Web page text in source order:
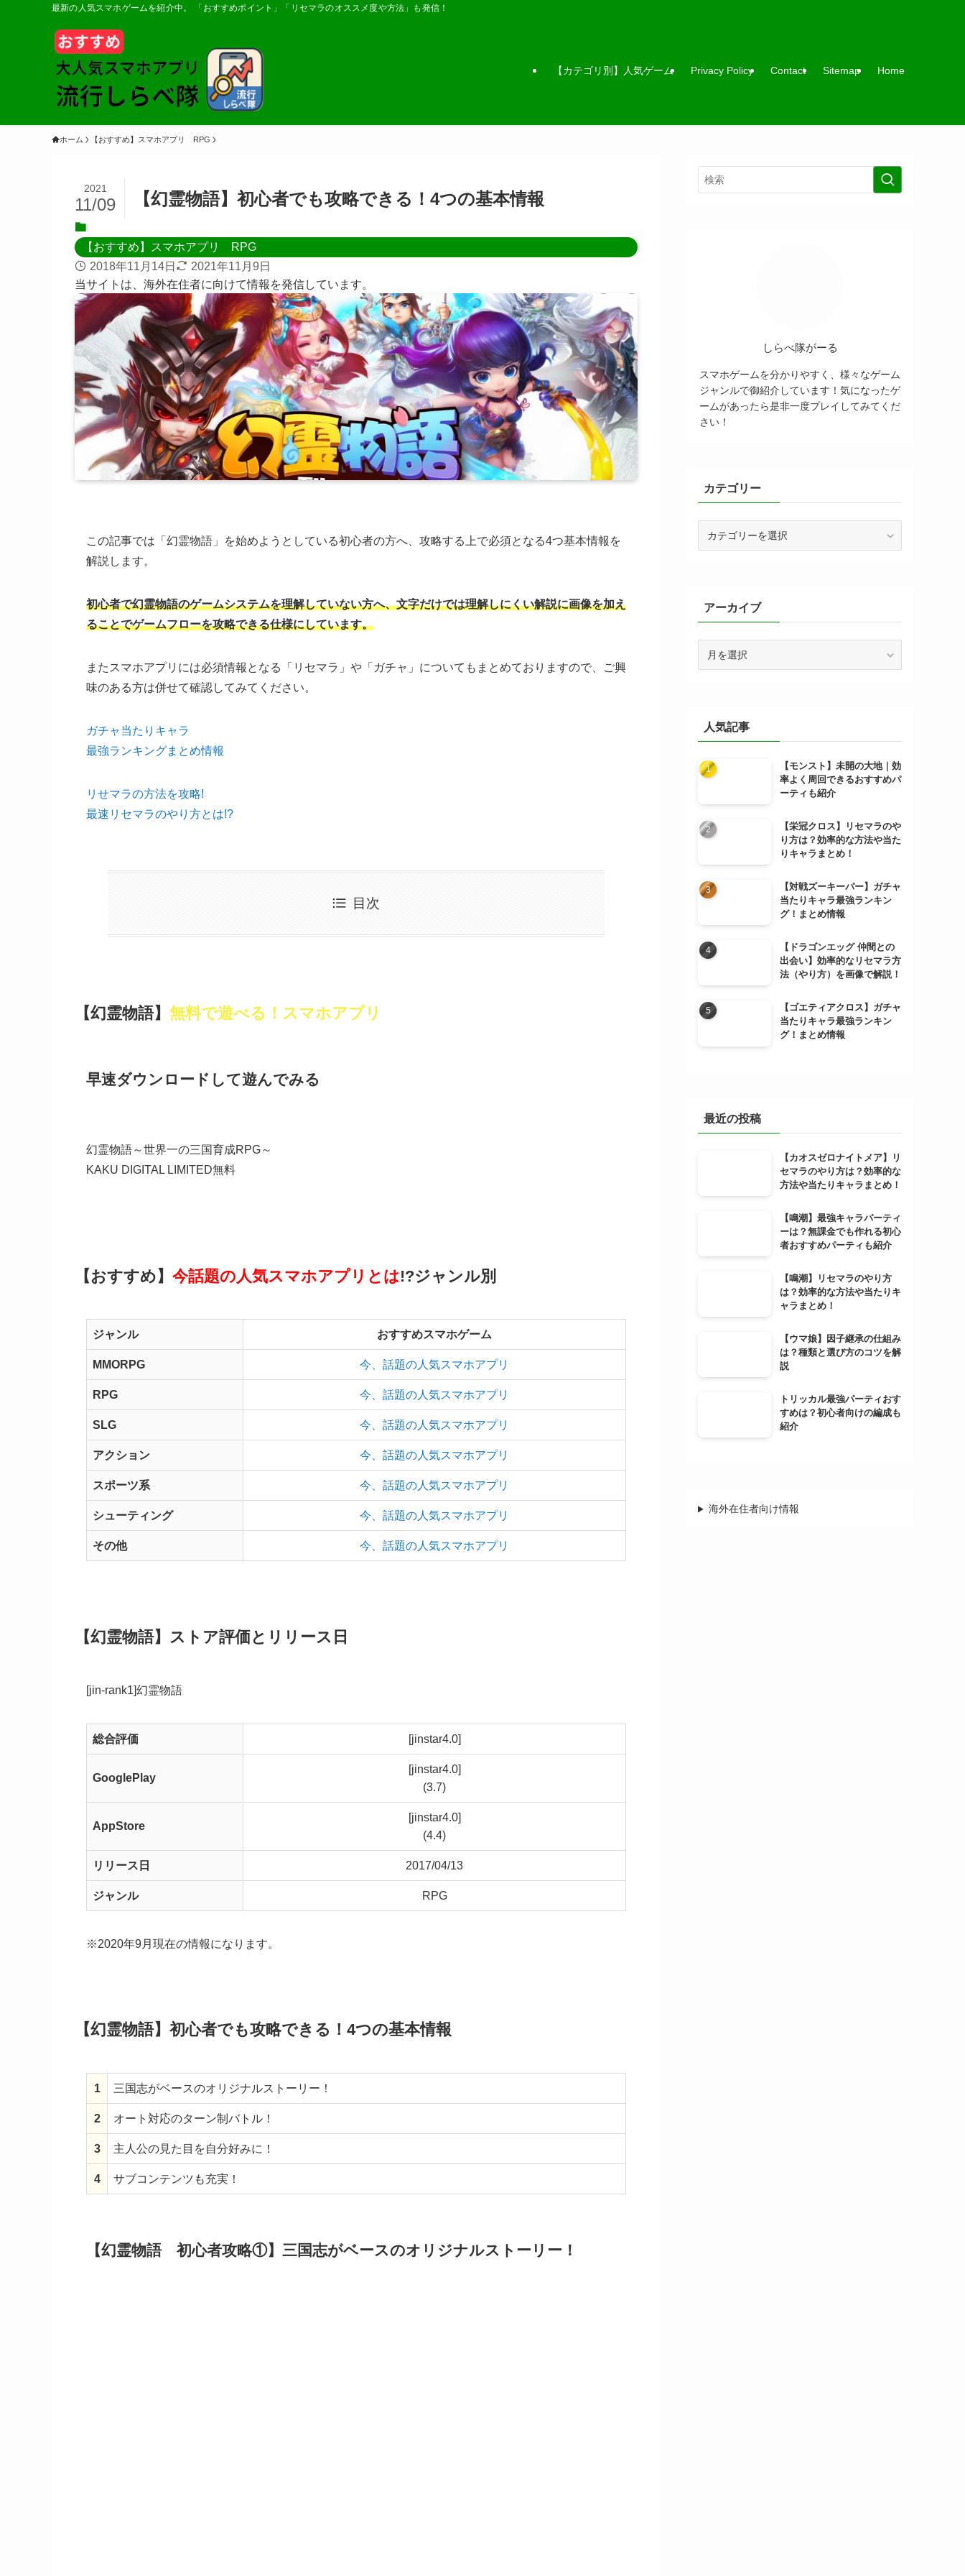
最新の人気スマホゲームを紹介中。 「おすすめポイント」「リセマラのオススメ度や方法」も発信！
【カテゴリ別】人気ゲーム Privacy Policy Contact Sitemap Home
ホーム 【おすすめ】スマホアプリ RPG
【幻霊物語】初心者でも攻略できる！4つの基本情報
2021
11/09
【おすすめ】スマホアプリ RPG
2018年11月14日
2021年11月9日
当サイトは、海外在住者に向けて情報を発信しています。
この記事では「幻霊物語」を始めようとしている初心者の方へ、攻略する上で必須となる4つ基本情報を
解説します。
初心者で幻霊物語のゲームシステムを理解していない方へ、文字だけでは理解しにくい解説に画像を加え
ることでゲームフローを攻略できる仕様にしています。
またスマホアプリには必須情報となる「リセマラ」や「ガチャ」についてもまとめておりますので、ご興
味のある方は併せて確認してみてください。
ガチャ当たりキャラ
最強ランキングまとめ情報
リせマラの方法を攻略!
最速リセマラのやり方とは!?
目次
【幻霊物語】 無料で遊べる！スマホアプリ
早速ダウンロードして遊んでみる
幻霊物語～世界一の三国育成RPG～
KAKU DIGITAL LIMITED無料
【おすすめ】 今話題の人気スマホアプリとは!?ジャンル別
ジャンル おすすめスマホゲーム
MMORPG 今、話題の人気スマホアプリ
RPG 今、話題の人気スマホアプリ
SLG 今、話題の人気スマホアプリ
アクション 今、話題の人気スマホアプリ
スポーツ系 今、話題の人気スマホアプリ
シューティング 今、話題の人気スマホアプリ
その他 今、話題の人気スマホアプリ
【幻霊物語】ストア評価とリリース日
[jin-rank1]幻霊物語
総合評価 [jinstar4.0]
GooglePlay
[jinstar4.0]
(3.7)
AppStore
[jinstar4.0]
(4.4)
リリース日 2017/04/13
ジャンル RPG
※2020年9月現在の情報になります。
【幻霊物語】初心者でも攻略できる！4つの基本情報
1 三国志がベースのオリジナルストーリー！
2 オート対応のターン制バトル！
3 主人公の見た目を自分好みに！
4 サブコンテンツも充実！
【幻霊物語 初心者攻略①】三国志がベースのオリジナルストーリー！
しらべ隊がーる
スマホゲームを分かりやすく、様々なゲーム
ジャンルで御紹介しています！気になったゲ
ームがあったら是非一度プレイしてみてくだ
さい！
カテゴリー
アーカイブ
人気記事
【モンスト】未開の大地｜効
率よく周回できるおすすめパ
ーティも紹介
【栄冠クロス】リセマラのや
り方は？効率的な方法や当た
りキャラまとめ！
【対戦ズーキーパー】ガチャ
当たりキャラ最強ランキン
グ！まとめ情報
【ドラゴンエッグ 仲間との
出会い】効率的なリセマラ方
法（やり方）を画像で解説！
【ゴエティアクロス】ガチャ
当たりキャラ最強ランキン
グ！まとめ情報
最近の投稿
【カオスゼロナイトメア】リ
セマラのやり方は？効率的な
方法や当たりキャラまとめ！
【鳴潮】最強キャラパーティ
ーは？無課金でも作れる初心
者おすすめパーティも紹介
【鳴潮】リセマラのやり方
は？効率的な方法や当たりキ
ャラまとめ！
【ウマ娘】因子継承の仕組み
は？種類と選び方のコツを解
説
トリッカル最強パーティおす
すめは？初心者向けの編成も
紹介
海外在住者向け情報